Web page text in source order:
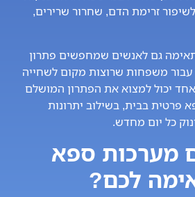
זרימת הדם, שחרור שרירים,
גם לאנשים שמחפשים פתרון
עבור משפחות שרוצות מקום לשחייה
אחד יכול למצוא את הפתרון המושלם
פרטית בבית, בשילוב יתרונות
כל יום מחדש.
מערכות ספא
לכם?